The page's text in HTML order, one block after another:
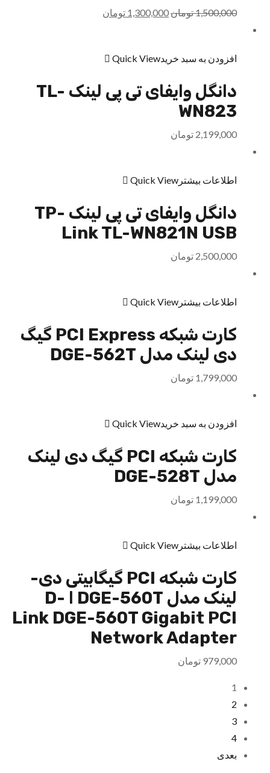
1,500,000تومان1,300,000 تومان
افزودن به سبد خریدQuick View
دانگل وایفای تی پی لینک TL-
WN823
2,199,000 تومان
اطلاعات بیشتر Quick View
دانگل وایفای تی پی لینک TP-
Link TL-WN821N USB
2,500,000 تومان
اطلاعات بیشتر Quick View
کارت شبکه PCI Express گیگ
دی لینک مدل DGE-562T
1,799,000 تومان
افزودن به سبد خریدQuick View
کارت شبکه PCI گیگ دی لینک
مدل DGE-528T
1,199,000 تومان
اطلاعات بیشتر Quick View
کارت شبکه PCI گیگابیتی دی-
لینک مدل DGE-560T ا D-
Link DGE-560T Gigabit PCI
Network Adapter
979,000 تومان
1
2
3
4
بعدی